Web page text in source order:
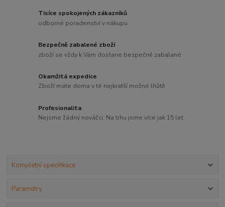
Tisíce spokojených zákazníků
odborné poradenství v nákupu
Bezpečně zabalené zboží
zboží se vždy k Vám dostane bezpečně zabalané
Okamžitá expedice
Zboží máte doma v té nejkratší možné lhůtě
Profesionalita
Nejsme žádný nováčci. Na trhu jsme více jak 15 let.
Kompletní specifikace
Parametry